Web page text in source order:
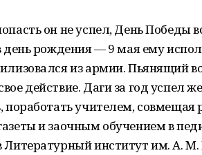
он не успел, День Победы
день рождения — 9 мая ему
из армии. Пьянящий
действие. Даги за год успел
поработать учителем,
и заочным обучением в
Литературный институт им. А. М.